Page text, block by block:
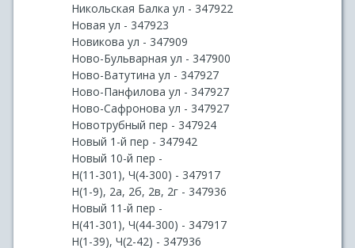
Никольская Балка ул - 347922
Новая ул - 347923
Новикова ул - 347909
Ново-Бульварная ул - 347900
Ново-Ватутина ул - 347927
Ново-Панфилова ул - 347927
Ново-Сафронова ул - 347927
Новотрубный пер - 347924
Новый 1-й пер - 347942
Новый 10-й пер -
Н(11-301), Ч(4-300) - 347917
Н(1-9), 2а, 2б, 2в, 2г - 347936
Новый 11-й пер -
Н(41-301), Ч(44-300) - 347917
Н(1-39), Ч(2-42) - 347936